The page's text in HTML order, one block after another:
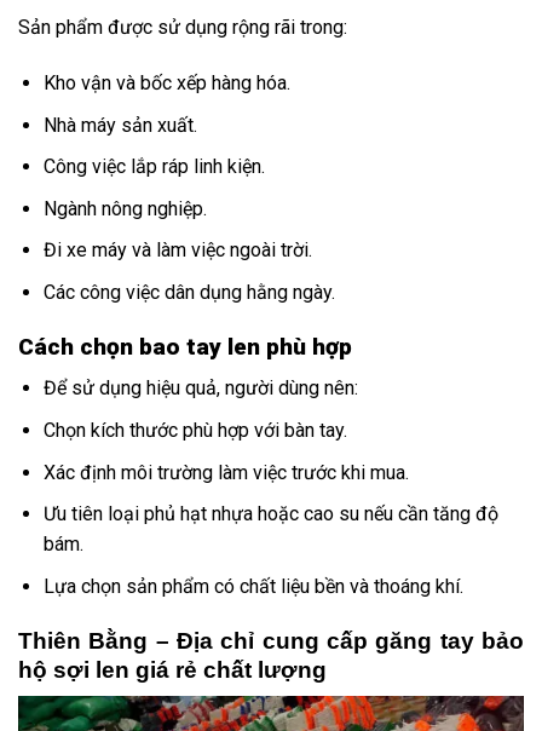
Sản phẩm được sử dụng rộng rãi trong:
Kho vận và bốc xếp hàng hóa.
Nhà máy sản xuất.
Công việc lắp ráp linh kiện.
Ngành nông nghiệp.
Đi xe máy và làm việc ngoài trời.
Các công việc dân dụng hằng ngày.
Cách chọn bao tay len phù hợp
Để sử dụng hiệu quả, người dùng nên:
Chọn kích thước phù hợp với bàn tay.
Xác định môi trường làm việc trước khi mua.
Ưu tiên loại phủ hạt nhựa hoặc cao su nếu cần tăng độ
bám.
Lựa chọn sản phẩm có chất liệu bền và thoáng khí.
Thiên Bằng – Địa chỉ cung cấp găng tay bảo
hộ sợi len giá rẻ chất lượng